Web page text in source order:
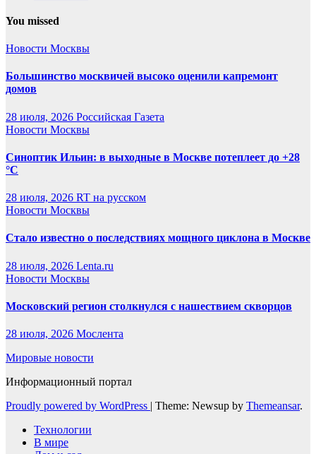
You missed
Новости Москвы
Большинство москвичей высоко оценили капремонт
домов
28 июля, 2026 Российская Газета
Новости Москвы
Синоптик Ильин: в выходные в Москве потеплеет до +28
°C
28 июля, 2026 RT на русском
Новости Москвы
Стало известно о последствиях мощного циклона в Москве
28 июля, 2026 Lenta.ru
Новости Москвы
Московский регион столкнулся с нашествием скворцов
28 июля, 2026 Мослента
Мировые новости
Информационный портал
Proudly powered by WordPress | Theme: Newsup by Themeansar.
Технологии
В мире